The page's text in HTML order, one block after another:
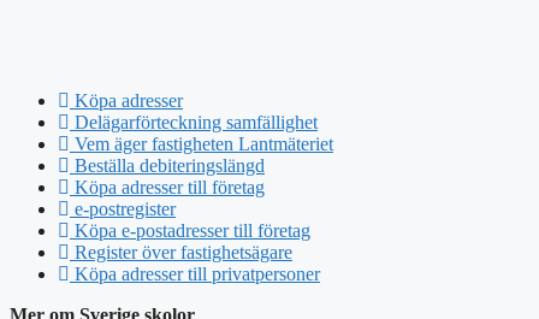
Köpa adresser
Delägarförteckning samfällighet
Vem äger fastigheten Lantmäteriet
Beställa debiteringslängd
Köpa adresser till företag
e-postregister
Köpa e-postadresser till företag
Register över fastighetsägare
Köpa adresser till privatpersoner